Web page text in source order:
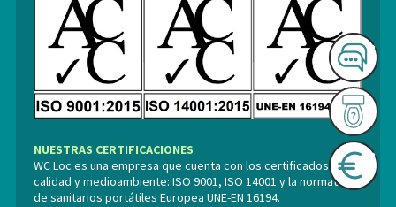
NUESTRAS CERTIFICACIONES
WC Loc es una empresa que cuenta con los certificados de
calidad y medioambiente: ISO 9001, ISO 14001 y la normativa
de sanitarios portátiles Europea UNE-EN 16194.